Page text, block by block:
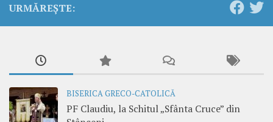
URMĂREȘTE:
BISERICA GRECO-CATOLICĂ
PF Claudiu, la Schitul „Sfânta Cruce” din